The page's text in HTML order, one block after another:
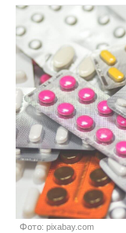
Фото: pixabay.com